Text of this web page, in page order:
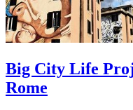
Big City Life
Rome